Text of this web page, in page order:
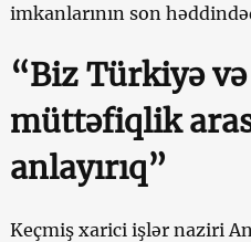
imkanlarının son
“Biz Türkiyə
müttəfiqlik
anlayırıq”
Keçmiş xarici işlər naziri